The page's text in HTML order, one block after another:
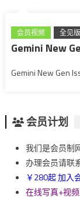
会员视频 全见版
Gemini New
Gemini New Gen
会员计划
我们是会员制
办理会员请联
￥280起 加入
在线写真+视